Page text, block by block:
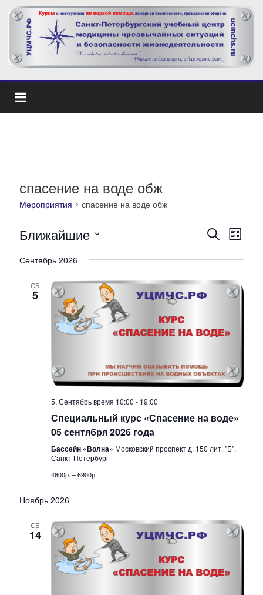
спасение на воде обж
Мероприятия спасение на воде обж
П
о
и
к
и
р
о
м
о
р
П
М
е
р
и
т
и
п
р
о
С
и
о
к
Ближайшие
ы
Сентябрь 2026
СБ
5
5, Сентябрь время 10:00 - 19:00
Специальный курс «Спасение на воде»
05 сентября 2026 года
Бассейн «Волна» Московский проспект д. 150 лит. "Б",
Санкт-Петербург
4800р. – 6900р.
Ноябрь 2026
СБ
14